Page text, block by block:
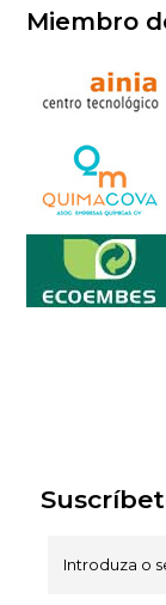
Miembro